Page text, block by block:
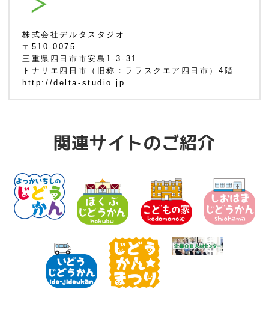
株式会社デルタスタジオ
〒510-0075
三重県四日市市安島1-3-31
トナリエ四日市（旧称：ララスクエア四日市）4階
http://delta-studio.jp
関連サイトのご紹介